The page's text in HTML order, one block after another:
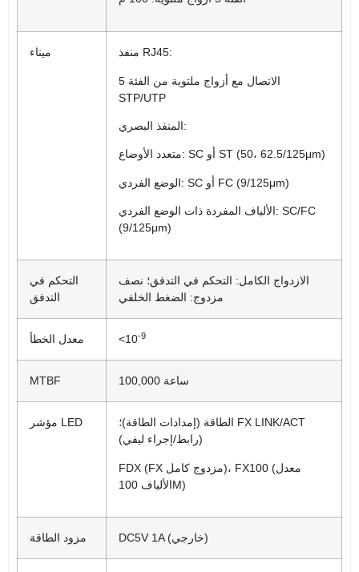
ميناء منفذ RJ45:
الاتصال مع أزواج ملتوية من الفئة 5
STP/UTP
المنفذ البصري:
متعدد الأوضاع: SC أو ST (50، 62.5/125μm)
الوضع الفردي: SC أو FC (9/125μm)
الألياف المفردة ذات الوضع الفردي: SC/FC
(9/125μm)
التحكم في
التدفق
الازدواج الكامل: التحكم في التدفق؛ نصف
مزدوج: الضغط الخلفي
معدل الخطأ <10-9
MTBF 100,000 ساعة
مؤشر LED
الطاقة (إمدادات الطاقة)؛ FX LINK/ACT
(رابط/إجراء ليفي)
FDX (FX مزدوج كامل)، FX100 (معدل
الألياف 100M)
مزود الطاقة DC5V 1A (خارجي)